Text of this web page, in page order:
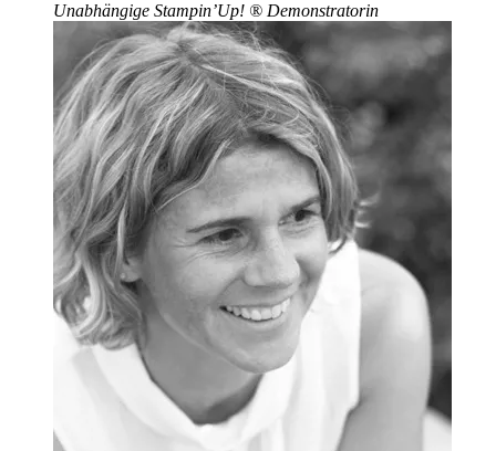
Unabhängige Stampin’Up! ® Demonstratorin